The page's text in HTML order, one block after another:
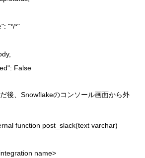
"*/*"
False
後、Snowflakeのコンソール画面から外
function post_slack(text varchar)
name>